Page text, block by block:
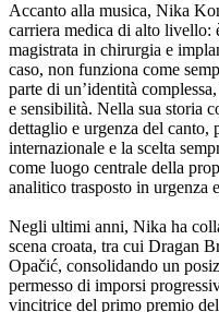
Accanto alla musica, Nika
carriera medica di alto livello:
magistrata in chirurgia e
caso, non funziona come
parte di un’identità
e sensibilità. Nella sua storia
dettaglio e urgenza del canto,
internazionale e la scelta
come luogo centrale della
analitico trasposto in urgenza
Negli ultimi anni, Nika ha
scena croata, tra cui Dragan
Opačić, consolidando un
permesso di imporsi
vincitrice del primo premio